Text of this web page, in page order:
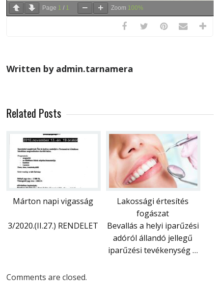
Page 1 / 1 Zoom 100%
Written by admin.tarnamera
Related Posts
Márton napi vigasság
Lakossági értesítés
fogászat
3/2020.(II.27.) RENDELET
Bevallás a helyi iparűzési
adóról állandó jellegű
iparűzési tevékenység …
Comments are closed.